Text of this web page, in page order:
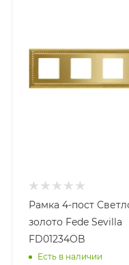
Рамка 4-пост
золото Fede Sevilla
FD01234OB
Есть в наличии